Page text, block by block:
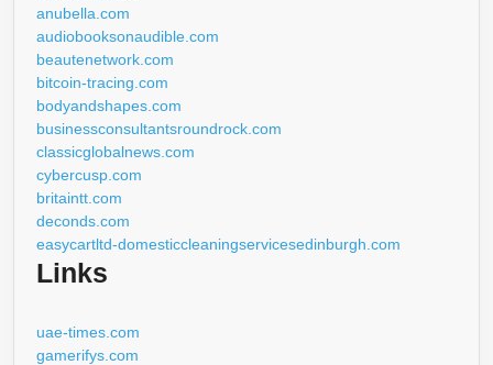
anubella.com
audiobooksonaudible.com
beautenetwork.com
bitcoin-tracing.com
bodyandshapes.com
businessconsultantsroundrock.com
classicglobalnews.com
cybercusp.com
britaintt.com
deconds.com
easycartltd-domesticcleaningservicesedinburgh.com
Links
uae-times.com
gamerifys.com